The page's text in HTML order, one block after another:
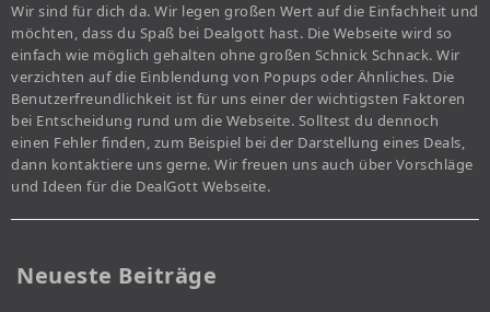
Wir sind für dich da. Wir legen großen Wert auf die Einfachheit und
möchten, dass du Spaß bei Dealgott hast. Die Webseite wird so
einfach wie möglich gehalten ohne großen Schnick Schnack. Wir
verzichten auf die Einblendung von Popups oder Ähnliches. Die
Benutzerfreundlichkeit ist für uns einer der wichtigsten Faktoren
bei Entscheidung rund um die Webseite. Solltest du dennoch
einen Fehler finden, zum Beispiel bei der Darstellung eines Deals,
dann kontaktiere uns gerne. Wir freuen uns auch über Vorschläge
und Ideen für die DealGott Webseite.
Neueste Beiträge